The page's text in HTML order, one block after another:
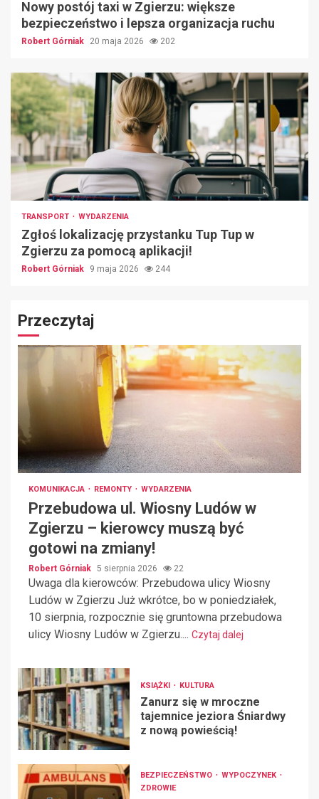
Nowy postój taxi w Zgierzu: większe
bezpieczeństwo i lepsza organizacja ruchu
Robert Górniak 20 maja 2026 202
TRANSPORT WYDARZENIA
Zgłoś lokalizację przystanku Tup Tup w
Zgierzu za pomocą aplikacji!
Robert Górniak 9 maja 2026 244
Przeczytaj
KOMUNIKACJA REMONTY WYDARZENIA
Przebudowa ul. Wiosny Ludów w
Zgierzu – kierowcy muszą być
gotowi na zmiany!
Robert Górniak 5 sierpnia 2026 22
Uwaga dla kierowców: Przebudowa ulicy Wiosny
Ludów w Zgierzu Już wkrótce, bo w poniedziałek,
10 sierpnia, rozpocznie się gruntowna przebudowa
ulicy Wiosny Ludów w Zgierzu.... Czytaj dalej
KSIĄŻKI KULTURA
Zanurz się w mroczne
tajemnice jeziora Śniardwy
z nową powieścią!
BEZPIECZEŃSTWO
WYPOCZYNEK
ZDROWIE